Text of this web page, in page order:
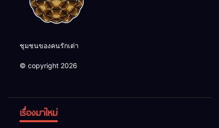
ชุมชนของคนรักเต่า
© copyright 2026
เรื่องมาใหม่